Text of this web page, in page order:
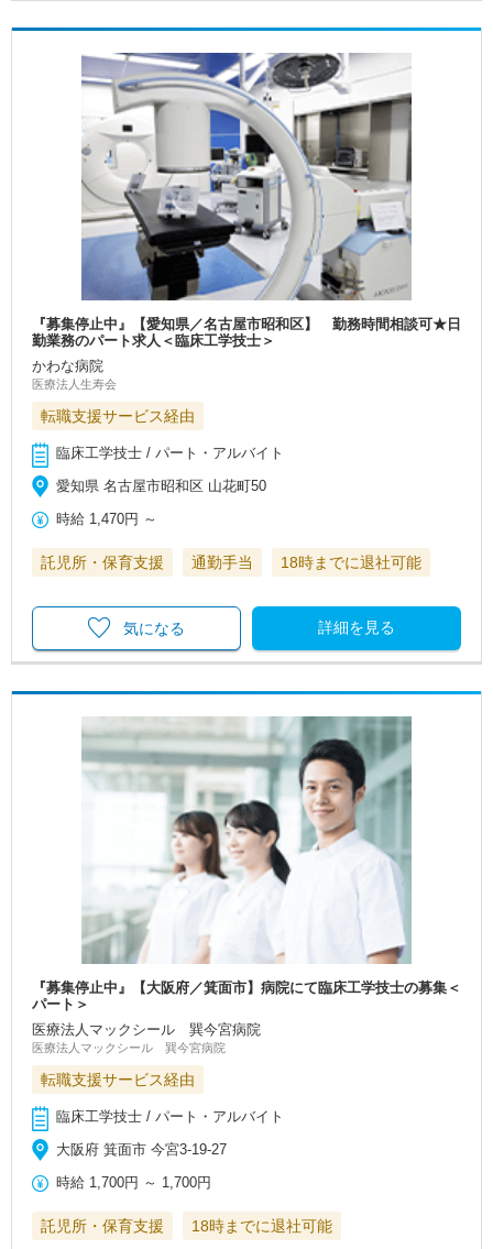
『募集停止中』【愛知県／名古屋市昭和区】 勤務時間相談可★日
勤業務のパート求人＜臨床工学技士＞
かわな病院
医療法人生寿会
転職支援サービス経由
臨床工学技士 / パート・アルバイト
愛知県 名古屋市昭和区 山花町50
時給 1,470円 ～
託児所・保育支援 通勤手当 18時までに退社可能
詳細を見る
気になる
『募集停止中』【大阪府／箕面市】病院にて臨床工学技士の募集＜
パート＞
医療法人マックシール 巽今宮病院
医療法人マックシール 巽今宮病院
転職支援サービス経由
臨床工学技士 / パート・アルバイト
大阪府 箕面市 今宮3-19-27
時給 1,700円 ～ 1,700円
託児所・保育支援 18時までに退社可能